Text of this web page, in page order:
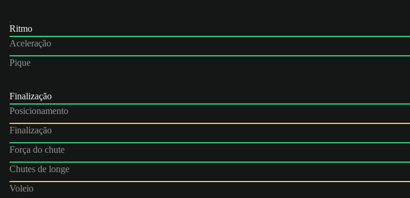
Ritmo
Aceleração
Pique
Finalização
Posicionamento
Finalização
Força do chute
Chutes de longe
Voleio